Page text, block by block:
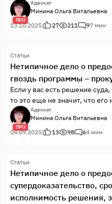
к которому не имеет
ПРО
Адвокат
Минина Ольга Витальевна
13.10.2025
27 211 97 мин
Статьи
Нетипичное дело о
гвоздь программы –
Если у вас есть решение
то это еще не значит, что его
прокуратура г.Южно-
имя мэра города. Как это повлияло на жилищные права моих
доверителей, рассказываю в
ПРО
Адвокат
Минина Ольга Витальевна
04.09.2025
13 98 64 мин
Статьи
Нетипичное дело о
супердоказательство,
исполнимость решения,